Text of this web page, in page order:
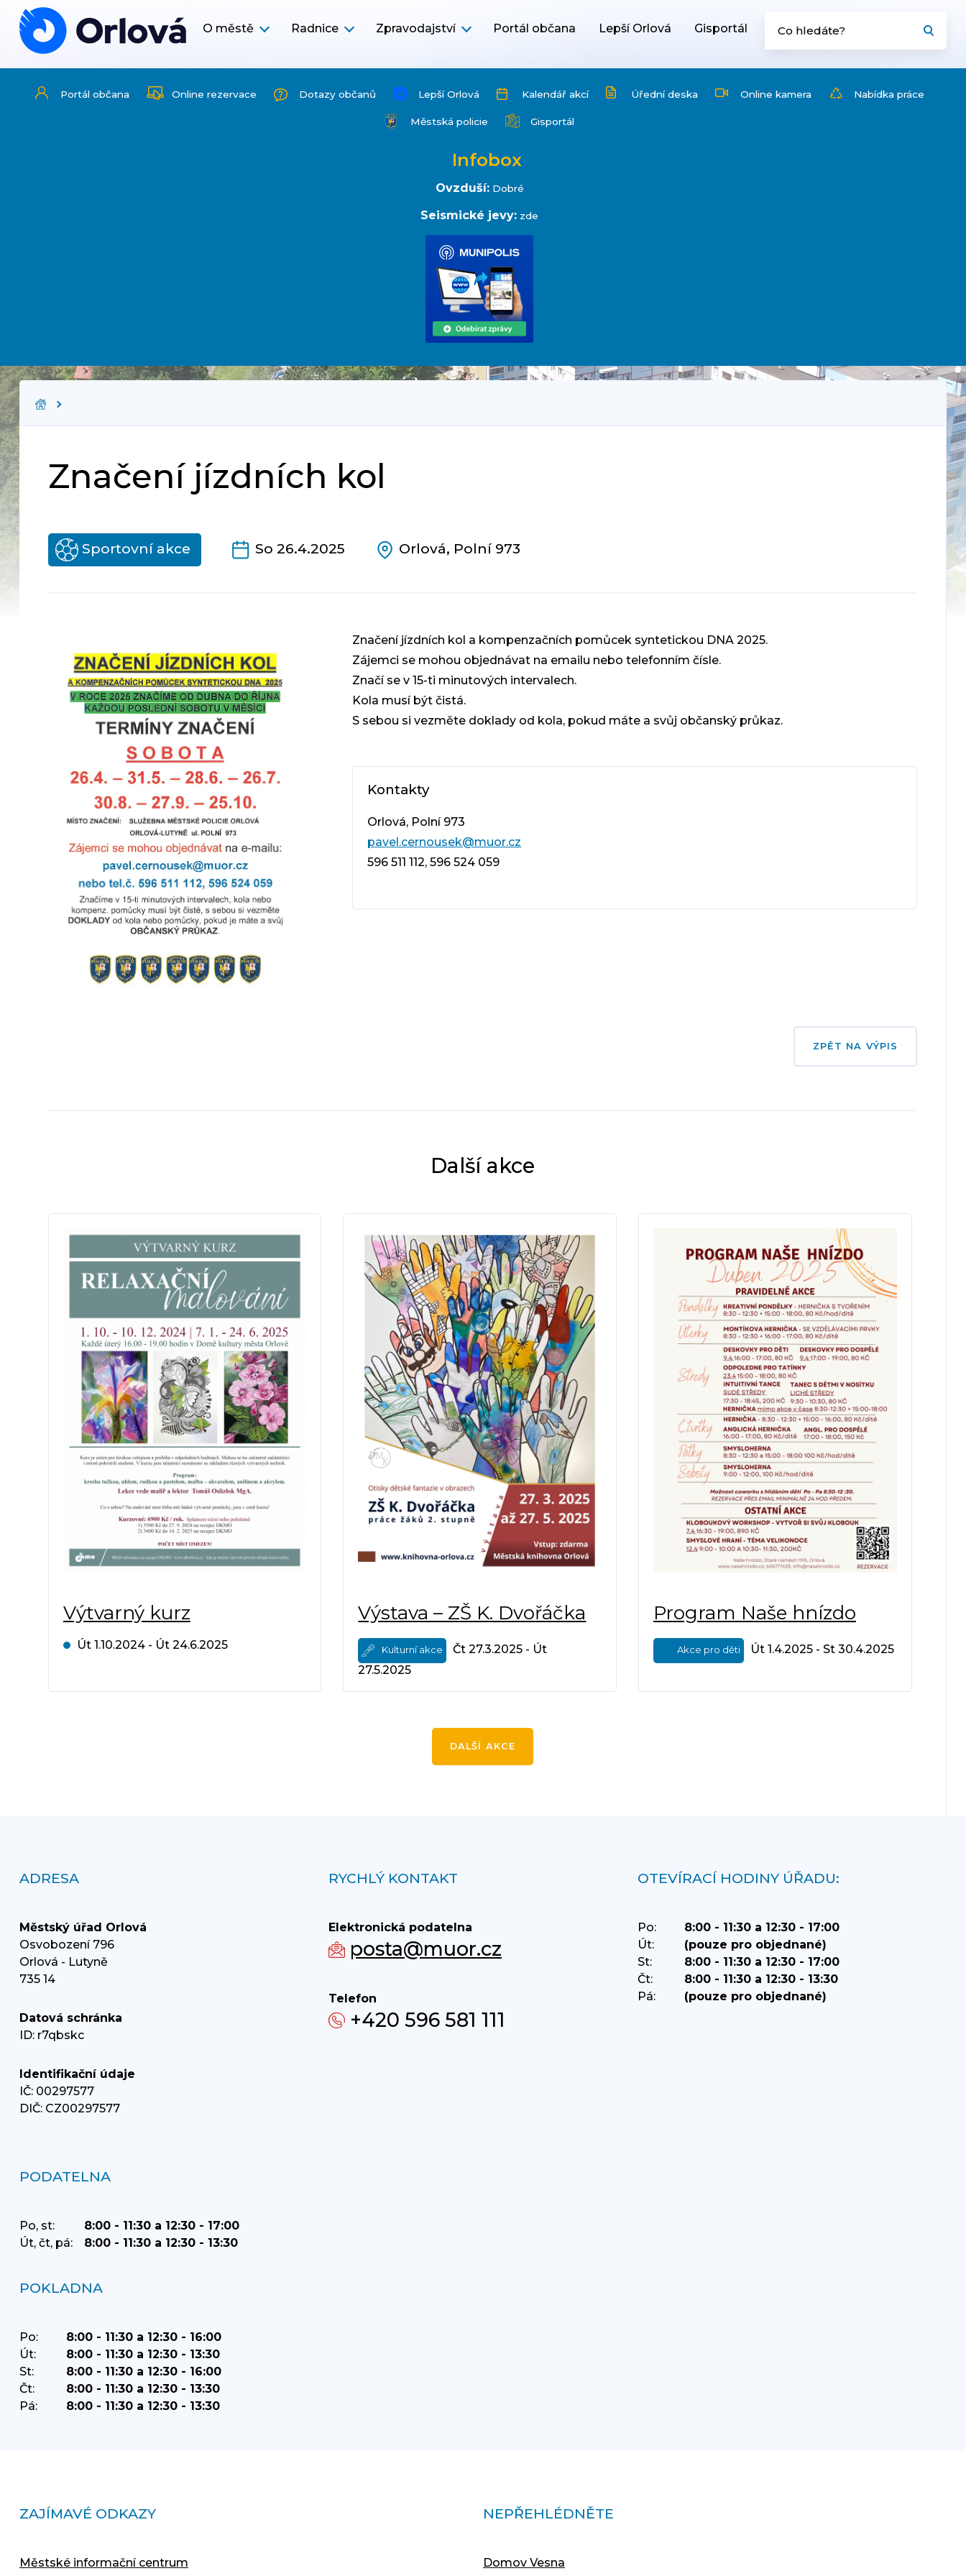
O městě Radnice Zpravodajství Portál občana Lepší Orlová Gisportál
Portál občana Online rezervace Dotazy občanů Lepší Orlová Kalendář akcí Úřední deska Online kamera Nabídka práce
Městská policie Gisportál
Infobox
Ovzduší: Dobré
Seismické jevy: zde
Značení jízdních kol
Sportovní akce So 26.4.2025 Orlová, Polní 973
Značení jízdních kol a kompenzačních pomůcek syntetickou DNA 2025.
Zájemci se mohou objednávat na emailu nebo telefonním čísle.
Značí se v 15-ti minutových intervalech.
Kola musí být čistá.
S sebou si vezměte doklady od kola, pokud máte a svůj občanský průkaz.
Kontakty
Orlová, Polní 973
pavel.cernousek@muor.cz
596 511 112, 596 524 059
ZPĚT NA VÝPIS
Další akce
Výtvarný kurz
Út 1.10.2024 - Út 24.6.2025
Výstava – ZŠ K. Dvořáčka
Kulturní akce
Čt 27.3.2025 - Út
27.5.2025
Program Naše hnízdo
Akce pro děti Út 1.4.2025 - St 30.4.2025
DALŠÍ AKCE
ADRESA
Městský úřad Orlová
Osvobození 796
Orlová - Lutyně
735 14
Datová schránka
ID: r7qbskc
Identifikační údaje
IČ: 00297577
DIČ: CZ00297577
RYCHLÝ KONTAKT
Elektronická podatelna
posta@muor.cz
Telefon
+420 596 581 111
OTEVÍRACÍ HODINY ÚŘADU:
Po:
8:00 - 11:30 a 12:30 - 17:00
Út:
(pouze pro objednané)
St:
8:00 - 11:30 a 12:30 - 17:00
Čt:
8:00 - 11:30 a 12:30 - 13:30
Pá:
(pouze pro objednané)
PODATELNA
Po, st:
8:00 - 11:30 a 12:30 - 17:00
Út, čt, pá:
8:00 - 11:30 a 12:30 - 13:30
POKLADNA
Po:
8:00 - 11:30 a 12:30 - 16:00
Út:
8:00 - 11:30 a 12:30 - 13:30
St:
8:00 - 11:30 a 12:30 - 16:00
Čt:
8:00 - 11:30 a 12:30 - 13:30
Pá:
8:00 - 11:30 a 12:30 - 13:30
ZAJÍMAVÉ ODKAZY
Městské informační centrum
NEPŘEHLÉDNĚTE
Domov Vesna